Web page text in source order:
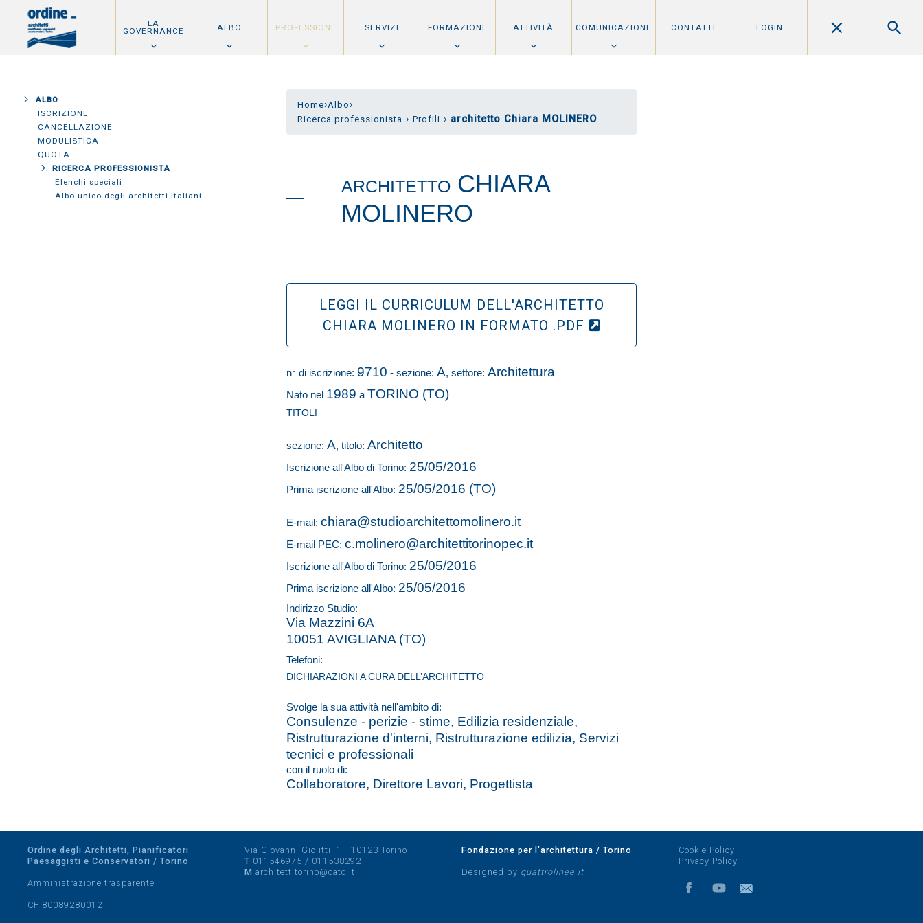
LA
GOVERNANCE ALBO PROFESSIONE SERVIZI FORMAZIONE ATTIVITÀ COMUNICAZIONE CONTATTI LOGIN
ALBO
ISCRIZIONE
CANCELLAZIONE
MODULISTICA
QUOTA
RICERCA PROFESSIONISTA
Elenchi speciali
Albo unico degli architetti italiani
Home›Albo›
Ricerca professionista › Profili › architetto Chiara MOLINERO
ARCHITETTO CHIARA
MOLINERO
LEGGI IL CURRICULUM DELL'ARCHITETTO
CHIARA MOLINERO IN FORMATO .PDF
n° di iscrizione: 9710 - sezione: A, settore: Architettura
Nato nel 1989 a TORINO (TO)
TITOLI
sezione: A, titolo: Architetto
Iscrizione all'Albo di Torino: 25/05/2016
Prima iscrizione all'Albo: 25/05/2016 (TO)
E-mail: chiara@studioarchitettomolinero.it
E-mail PEC: c.molinero@architettitorinopec.it
Iscrizione all'Albo di Torino: 25/05/2016
Prima iscrizione all'Albo: 25/05/2016
Indirizzo Studio:
Via Mazzini 6A
10051 AVIGLIANA (TO)
Telefoni:
DICHIARAZIONI A CURA DELL’ARCHITETTO
Svolge la sua attività nell'ambito di:
Consulenze - perizie - stime, Edilizia residenziale,
Ristrutturazione d'interni, Ristrutturazione edilizia, Servizi
tecnici e professionali
con il ruolo di:
Collaboratore, Direttore Lavori, Progettista
Ordine degli Architetti, Pianificatori
Paesaggisti e Conservatori / Torino
Amministrazione trasparente
CF 80089280012
Via Giovanni Giolitti, 1 - 10123 Torino
T 011546975 / 011538292
M architettitorino@oato.it
Fondazione per l'architettura / Torino
Designed by quattrolinee.it
Cookie Policy
Privacy Policy